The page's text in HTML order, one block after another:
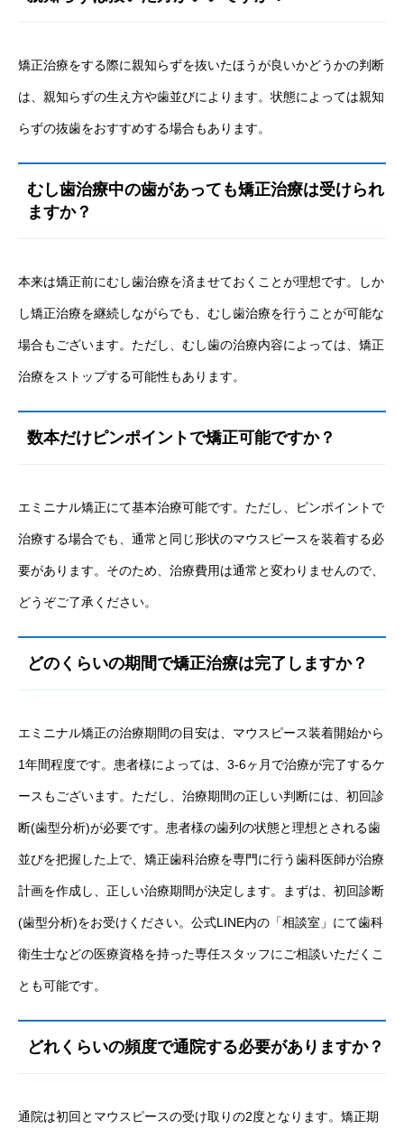
矯正治療をする際に親知らずを抜いたほうが良いかどうかの判断
は、親知らずの生え方や歯並びによります。状態によっては親知
らずの抜歯をおすすめする場合もあります。
むし歯治療中の歯があっても矯正治療は受けられ
ますか？
本来は矯正前にむし歯治療を済ませておくことが理想です。しか
し矯正治療を継続しながらでも、むし歯治療を行うことが可能な
場合もございます。ただし、むし歯の治療内容によっては、矯正
治療をストップする可能性もあります。
数本だけピンポイントで矯正可能ですか？
エミニナル矯正にて基本治療可能です。ただし、ピンポイントで
治療する場合でも、通常と同じ形状のマウスピースを装着する必
要があります。そのため、治療費用は通常と変わりませんので、
どうぞご了承ください。
どのくらいの期間で矯正治療は完了しますか？
エミニナル矯正の治療期間の目安は、マウスピース装着開始から
1年間程度です。患者様によっては、3-6ヶ月で治療が完了するケ
ースもございます。ただし、治療期間の正しい判断には、初回診
断(歯型分析)が必要です。患者様の歯列の状態と理想とされる歯
並びを把握した上で、矯正歯科治療を専門に行う歯科医師が治療
計画を作成し、正しい治療期間が決定します。まずは、初回診断
(歯型分析)をお受けください。公式LINE内の「相談室」にて歯科
衛生士などの医療資格を持った専任スタッフにご相談いただくこ
とも可能です。
どれくらいの頻度で通院する必要がありますか？
通院は初回とマウスピースの受け取りの2度となります。矯正期